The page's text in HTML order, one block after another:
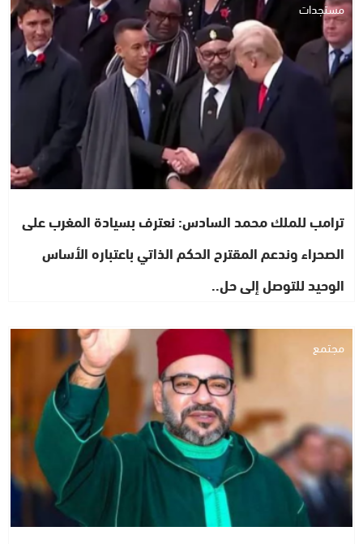
مستجدات
ترامب للملك محمد السادس: نعترف بسيادة المغرب على
الصحراء وندعم المقترح الحكم الذاتي باعتباره الأساس
الوحيد للتوصل إلى حل..
مجتمع